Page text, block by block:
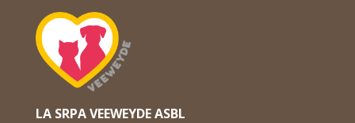
LA SRPA VEEWEYDE ASBL